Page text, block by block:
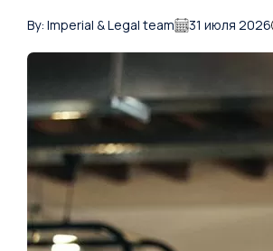
By: Imperial & Legal team 31 июля 2026